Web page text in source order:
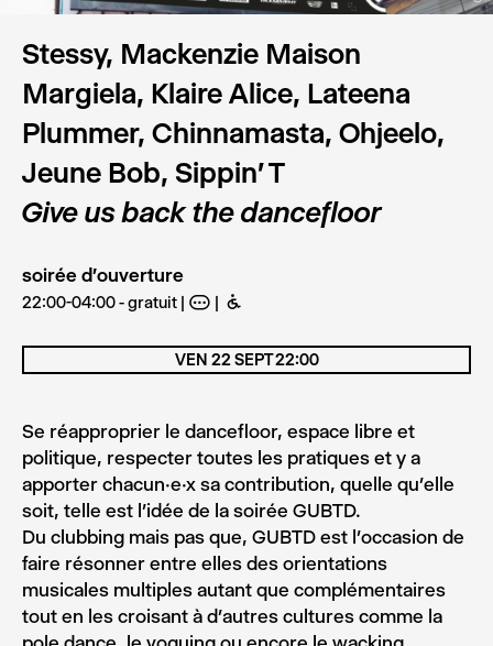
Stessy, Mackenzie Maison
Margiela, Klaire Alice, Lateena
Plummer, Chinnamasta, Ohjeelo,
Jeune Bob, Sippin' T
Give us back the dancefloor
soirée d'ouverture
22:00-04:00 - gratuit A B
Se réapproprier le dancefloor, espace libre et
politique, respecter toutes les pratiques et y a
apporter chacun·e·x sa contribution, quelle qu’elle
soit, telle est l’idée de la soirée GUBTD.
Du clubbing mais pas que, GUBTD est l’occasion de
faire résonner entre elles des orientations
musicales multiples autant que complémentaires
tout en les croisant à d’autres cultures comme la
VEN 22 SEPT 22:00